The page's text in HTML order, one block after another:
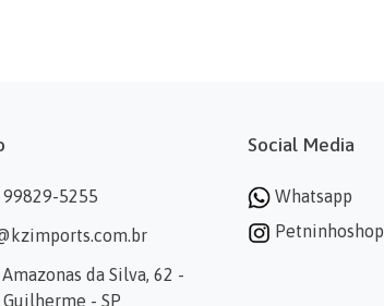
99829-5255
Amazonas da Silva, 62 -
- SP
Social Media
Whatsapp
Petninhoshop